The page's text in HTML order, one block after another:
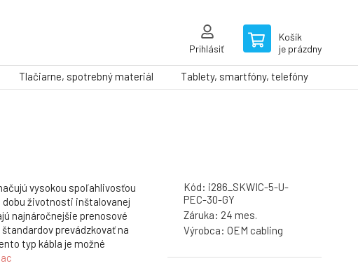
Prihlásiť
Košík
je prázdny
Tlačiarne, spotrebný materiál Tablety, smartfóny, telefóny
vysokou spoľahlivosťou
životnosti inštalovanej
najnáročnejšie prenosové
prevádzkovať na
typ kábla je možné
Kód: i286_SKWIC-5-U-
PEC-30-GY
Záruka: 24 mes.
Výrobca: OEM cabling